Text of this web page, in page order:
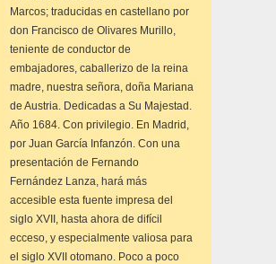
Marcos; traducidas en castellano por
don Francisco de Olivares Murillo,
teniente de conductor de
embajadores, caballerizo de la reina
madre, nuestra señora, doña Mariana
de Austria. Dedicadas a Su Majestad.
Año 1684. Con privilegio. En Madrid,
por Juan García Infanzón. Con una
presentación de Fernando
Fernández Lanza, hará más
accesible esta fuente impresa del
siglo XVII, hasta ahora de difícil
ecceso, y especialmente valiosa para
el siglo XVII otomano. Poco a poco